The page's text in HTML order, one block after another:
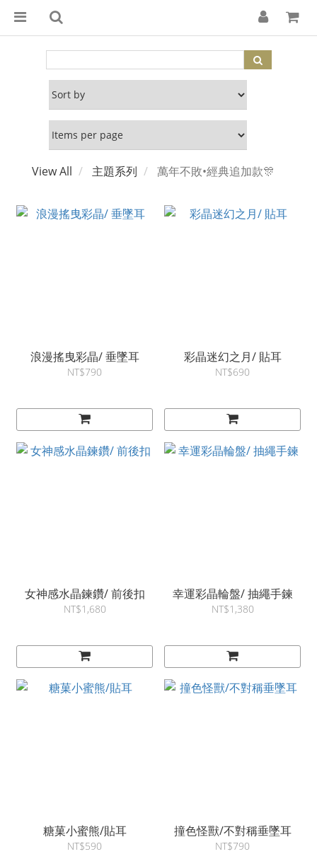
View All 主題系列 萬年不敗•經典追加款🎊
浪漫搖曳彩晶/ 垂墜耳
NT$790
彩晶迷幻之月/ 貼耳
NT$690
女神感水晶鍊鑽/ 前後扣
NT$1,680
幸運彩晶輪盤/ 抽繩手鍊
NT$1,380
糖菓小蜜熊/貼耳
NT$590
撞色怪獸/不對稱垂墜耳
NT$790